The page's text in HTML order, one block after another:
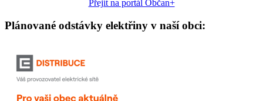
Přejít na portál Občan+
Plánované odstávky elektřiny v naší obci: